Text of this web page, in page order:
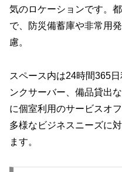
気のロケーションです。
で、防災備蓄庫や非常用
慮。
スペース内は24時間365
ンクサーバー、備品貸出
に個室利用のサービスオ
多様なビジネスニーズに
ます。